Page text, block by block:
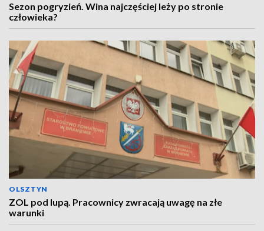
Sezon pogryzień. Wina najczęściej leży po stronie
człowieka?
OLSZTYN
ZOL pod lupą. Pracownicy zwracają uwagę na złe
warunki